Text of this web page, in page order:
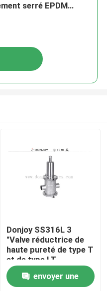
serré EPDM
Donjoy SS316L 3
"Valve réductrice de
haute pureté de type T
et de type LT
envoyer une